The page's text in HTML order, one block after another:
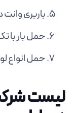
باربری وانت
حمل بار با
حمل انواع
لیست